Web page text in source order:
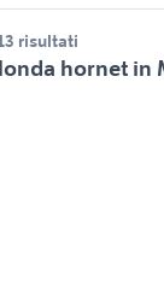
risultati
hornet in